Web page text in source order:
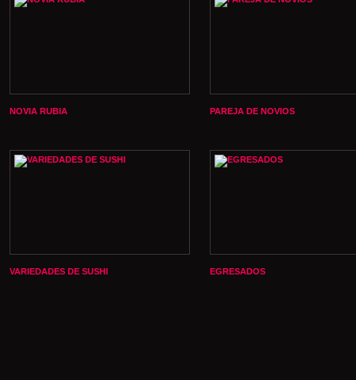
NOVIA RUBIA PAREJA DE NOVIOS
VARIEDADES DE SUSHI EGRESADOS